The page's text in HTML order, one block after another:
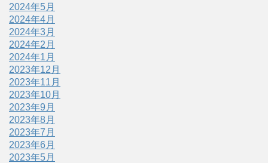
2024年5月
2024年4月
2024年3月
2024年2月
2024年1月
2023年12月
2023年11月
2023年10月
2023年9月
2023年8月
2023年7月
2023年6月
2023年5月